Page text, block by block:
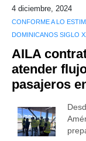
4 diciembre, 2024
CONFORME A LO
DOMINICANOS SIGLO
AILA
atender
pasajeros